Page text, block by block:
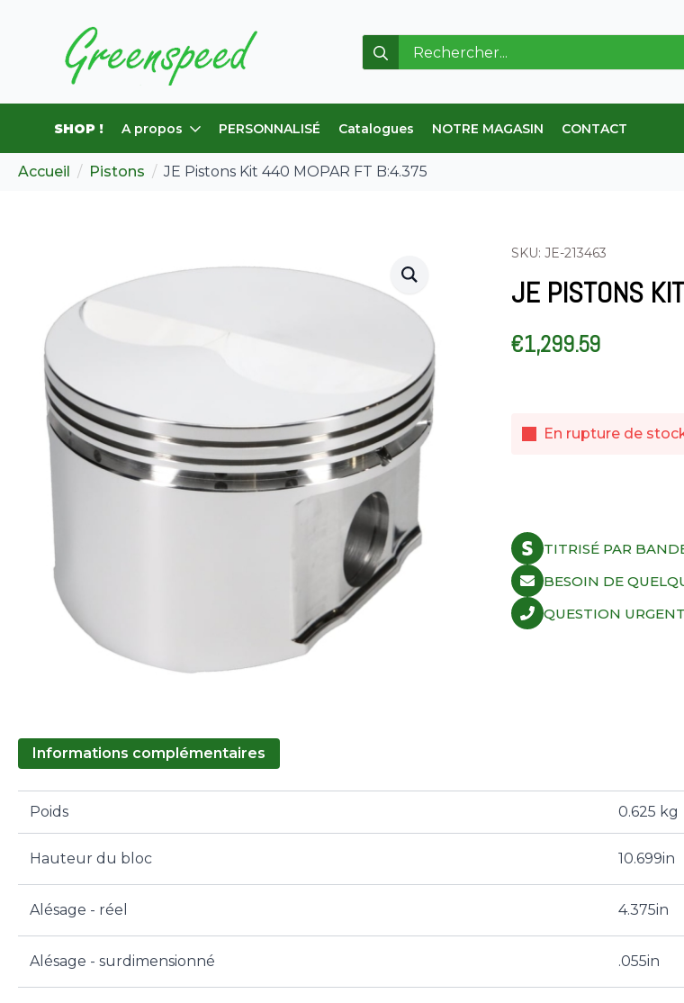
Recherche
de
SHOP ! A propos PERSONNALISÉ Catalogues NOTRE MAGASIN CONTACT
Accueil Pistons JE Pistons Kit 440 MOPAR FT B:4.375
SKU: JE-213463
JE PISTONS
€1,299.59
En rupture de
TITRISÉ PAR
BESOIN DE
QUESTION
Informations complémentaires
Poids 0.625 kg
Hauteur du bloc 10.699in
Alésage - réel 4.375in
Alésage - surdimensionné .055in